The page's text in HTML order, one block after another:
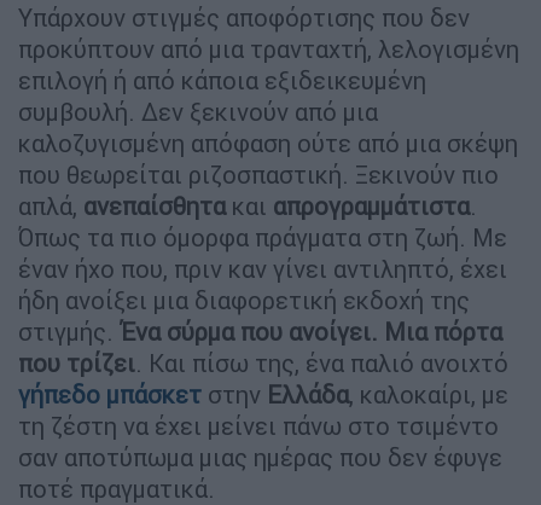
Υπάρχουν στιγμές αποφόρτισης που δεν
προκύπτουν από μια τρανταχτή, λελογισμένη
επιλογή ή από κάποια εξιδεικευμένη
συμβουλή. Δεν ξεκινούν από μια
καλοζυγισμένη απόφαση ούτε από μια σκέψη
που θεωρείται ριζοσπαστική. Ξεκινούν πιο
απλά, ανεπαίσθητακαι απρογραμμάτιστα.
Όπως τα πιο όμορφα πράγματα στη ζωή. Με
έναν ήχο που, πριν καν γίνει αντιληπτό, έχει
ήδη ανοίξει μια διαφορετική εκδοχή της
στιγμής. Ένα σύρμα που ανοίγει. Μια πόρτα
που τρίζει. Και πίσω της, ένα παλιό ανοιχτό
γήπεδο μπάσκετ στην Ελλάδα, καλοκαίρι, με
τη ζέστη να έχει μείνει πάνω στο τσιμέντο
σαν αποτύπωμα μιας ημέρας που δεν έφυγε
ποτέ πραγματικά.